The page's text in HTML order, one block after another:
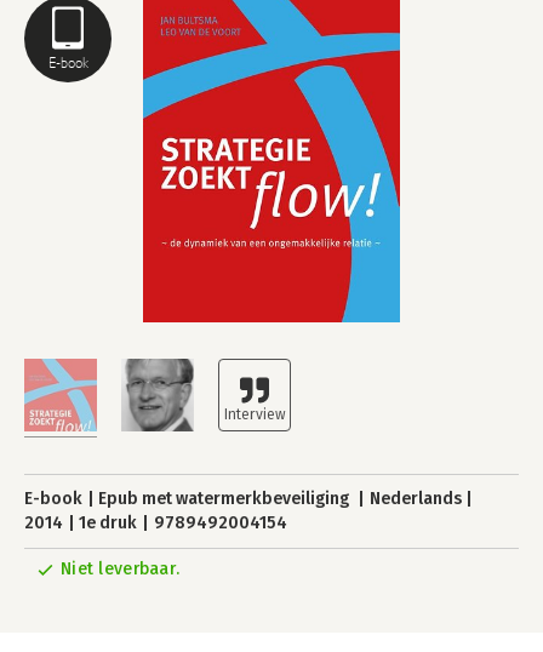
E-book
E-book Epub met watermerkbeveiliging
Nederlands
2014
1e druk 9789492004154
Niet leverbaar.